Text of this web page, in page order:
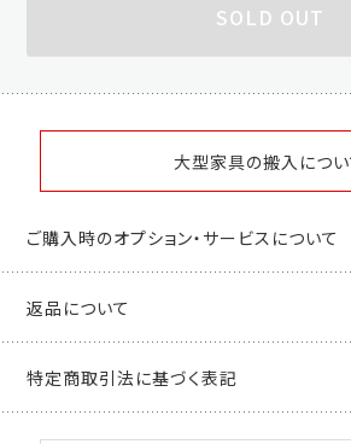
SOLD OUT
大型家具の搬入につい
ご購入時のオプション・サービスについて
返品について
特定商取引法に基づく表記